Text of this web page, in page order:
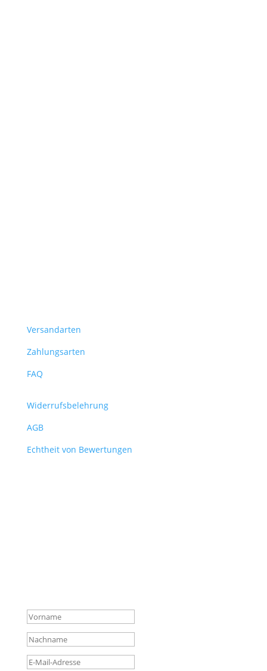
Versandarten
Zahlungsarten
FAQ
Widerrufsbelehrung
AGB
Echtheit von Bewertungen